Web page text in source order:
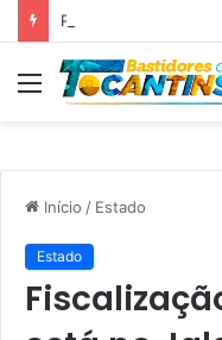
Menu
Início / Estado
Estado